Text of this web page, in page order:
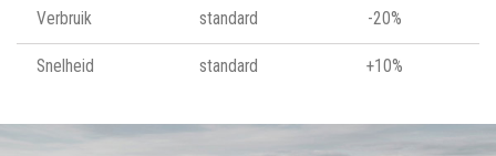
Verbruik standard -20%
Snelheid standard +10%